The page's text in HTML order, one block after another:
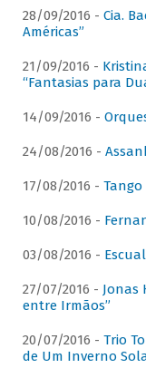
28/09/2016 - Cia.
Américas”
21/09/2016 -
“Fantasias para
14/09/2016 -
24/08/2016 -
17/08/2016 - Tango
10/08/2016 -
03/08/2016 -
27/07/2016 - Jonas
entre Irmãos”
20/07/2016 - Trio
de Um Inverno